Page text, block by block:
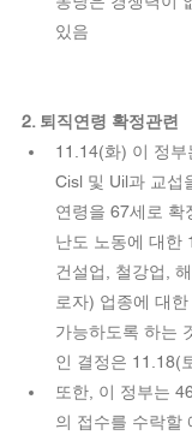
있음
2. 퇴직연령 확정관련
11.14(화) 이 정
Cisl 및 Uil과 교섭
연령을 67세로 확
난도 노동에 대한
건설업, 철강업,
로자) 업종에 대
가능하도록 하는
인 결정은 11.18(
또한, 이 정부는
의 접수를 수락할